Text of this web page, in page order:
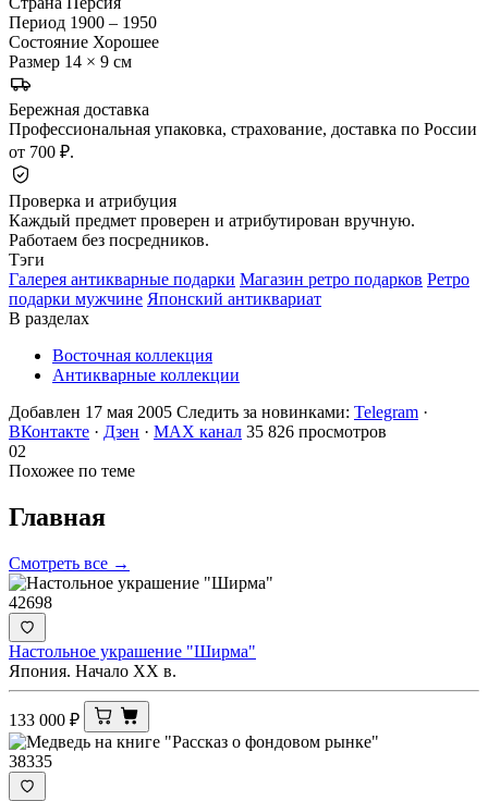
Период 1900 – 1950
Состояние Хорошее
Размер 14 × 9 см
Бережная доставка
Профессиональная упаковка, страхование, доставка по России
от 700 ₽.
Проверка и атрибуция
Каждый предмет проверен и атрибутирован вручную.
Работаем без посредников.
Тэги
Галерея антикварные подарки Магазин ретро подарков Ретро
подарки мужчине Японский антиквариат
В разделах
Восточная коллекция
Антикварные коллекции
Добавлен 17 мая 2005 Следить за новинками: Telegram ·
ВКонтакте · Дзен · MAX канал 35 826 просмотров
02
Похожее по теме
Главная
Смотреть все →
42698
Настольное украшение "Ширма"
Япония. Начало ХХ в.
133 000 ₽
38335